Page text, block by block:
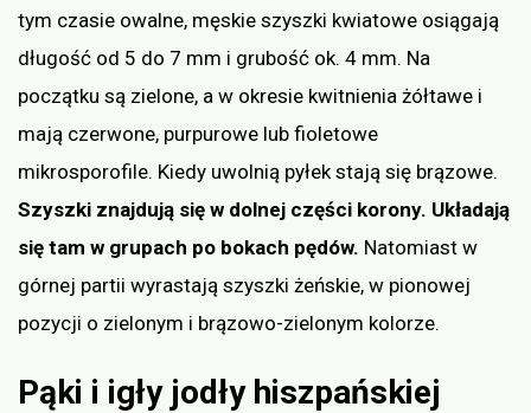
tym czasie owalne, męskie szyszki kwiatowe osiągają
długość od 5 do 7 mm i grubość ok. 4 mm. Na
początku są zielone, a w okresie kwitnienia żółtawe i
mają czerwone, purpurowe lub fioletowe
mikrosporofile. Kiedy uwolnią pyłek stają się brązowe.
Szyszki znajdują się w dolnej części korony. Układają
się tam w grupach po bokach pędów. Natomiast w
górnej partii wyrastają szyszki żeńskie, w pionowej
pozycji o zielonym i brązowo-zielonym kolorze.
Pąki i igły jodły hiszpańskiej